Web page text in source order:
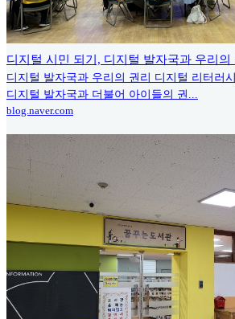
디지털 시민 되기, 디지털 발자국과 우리
디지털 발자국과 우리의 권리 디지털 리터러
디지털 발자국과 더불어 아이들의 권...
blog.naver.com